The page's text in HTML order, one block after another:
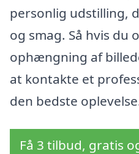
personlig udstilling,
og smag. Så hvis du
ophængning af
at kontakte et
den bedste
Få 3 tilbud, gratis